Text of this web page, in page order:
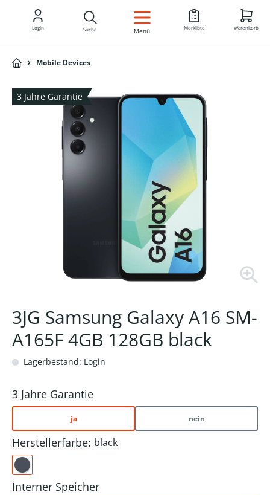
DE
Login Suche Menü Merkliste Warenkorb
Mobile Devices
3 Jahre Garantie
3JG Samsung Galaxy A16 SM-
A165F 4GB 128GB black
Lagerbestand: Login
3 Jahre Garantie
ja nein
Herstellerfarbe: black
Interner Speicher